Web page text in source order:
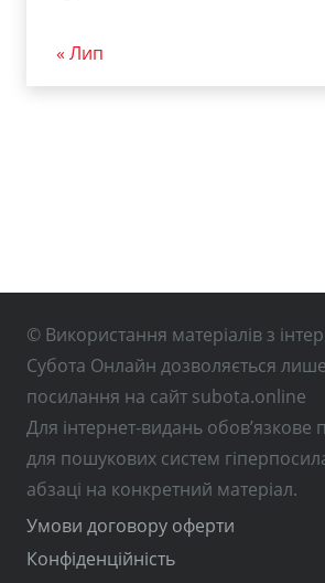
« Лип
© Використання матеріалів з
Субота Онлайн дозволяється
посилання на сайт subota.online
Для інтернет-видань обов’язкове
для пошукових систем
абзаці на конкретний матеріал.
Умови договору оферти
Конфіденційність